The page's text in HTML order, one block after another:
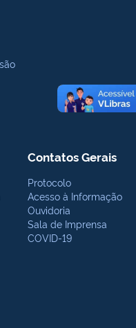
Contatos Gerais
Protocolo
Acesso à Informação
Ouvidoria
Sala de Imprensa
COVID-19